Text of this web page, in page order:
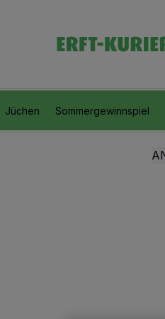
Jüchen Sommergewinnspiel